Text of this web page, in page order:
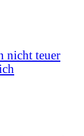
nicht teuer